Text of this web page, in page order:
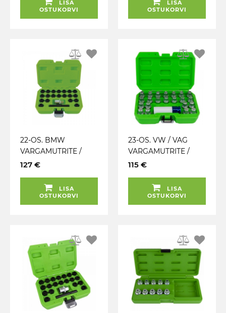
LISA
OSTUKORVI
LISA
OSTUKORVI
22-OS. BMW
VARGAMUTRITE /
POLTIDE AVAMISE
127 €
LISA
OSTUKORVI
23-OS. VW / VAG
VARGAMUTRITE /
VARGAPOLTIDE
115 €
LISA
OSTUKORVI